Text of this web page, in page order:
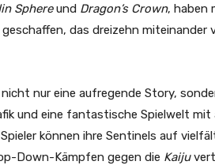
Sphereund Dragon’s Crown, haben
das dreizehn miteinander
nur eine aufregende Story,
und eine fantastische Spielwelt mit
können ihre Sentinels auf
Down-Kämpfen gegen die Kaiju